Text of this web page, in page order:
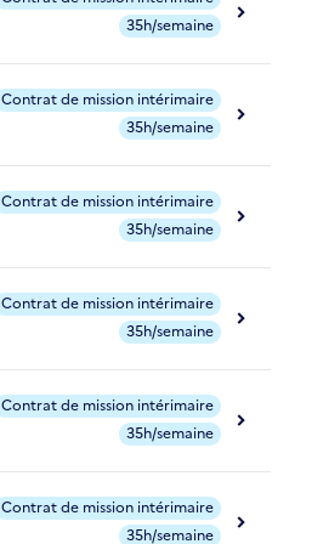
35h/semaine
Contrat de mission intérimaire
35h/semaine
Contrat de mission intérimaire
35h/semaine
Contrat de mission intérimaire
35h/semaine
Contrat de mission intérimaire
35h/semaine
Contrat de mission intérimaire
35h/semaine